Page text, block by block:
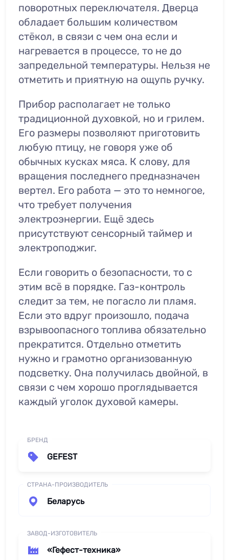
поворотных переключателя. Дверца
обладает большим количеством
стёкол, в связи с чем она если и
нагревается в процессе, то не до
запредельной температуры. Нельзя не
отметить и приятную на ощупь ручку.
Прибор располагает не только
традиционной духовкой, но и грилем.
Его размеры позволяют приготовить
любую птицу, не говоря уже об
обычных кусках мяса. К слову, для
вращения последнего предназначен
вертел. Его работа — это то немногое,
что требует получения
электроэнергии. Ещё здесь
присутствуют сенсорный таймер и
электроподжиг.
Если говорить о безопасности, то с
этим всё в порядке. Газ-контроль
следит за тем, не погасло ли пламя.
Если это вдруг произошло, подача
взрывоопасного топлива обязательно
прекратится. Отдельно отметить
нужно и грамотно организованную
подсветку. Она получилась двойной, в
связи с чем хорошо проглядывается
каждый уголок духовой камеры.
БРЕНД
GEFEST
СТРАНА-ПРОИЗВОДИТЕЛЬ
Беларусь
ЗАВОД-ИЗГОТОВИТЕЛЬ
«Гефест-техника»